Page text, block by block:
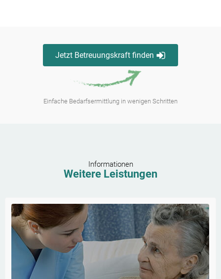
Jetzt Betreuungskraft finden
Einfache Bedarfsermittlung in wenigen Schritten
Informationen
Weitere Leistungen